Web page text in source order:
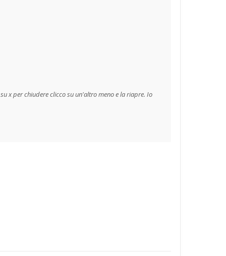
x per chiudere clicco su un'altro meno e la riapre. Io